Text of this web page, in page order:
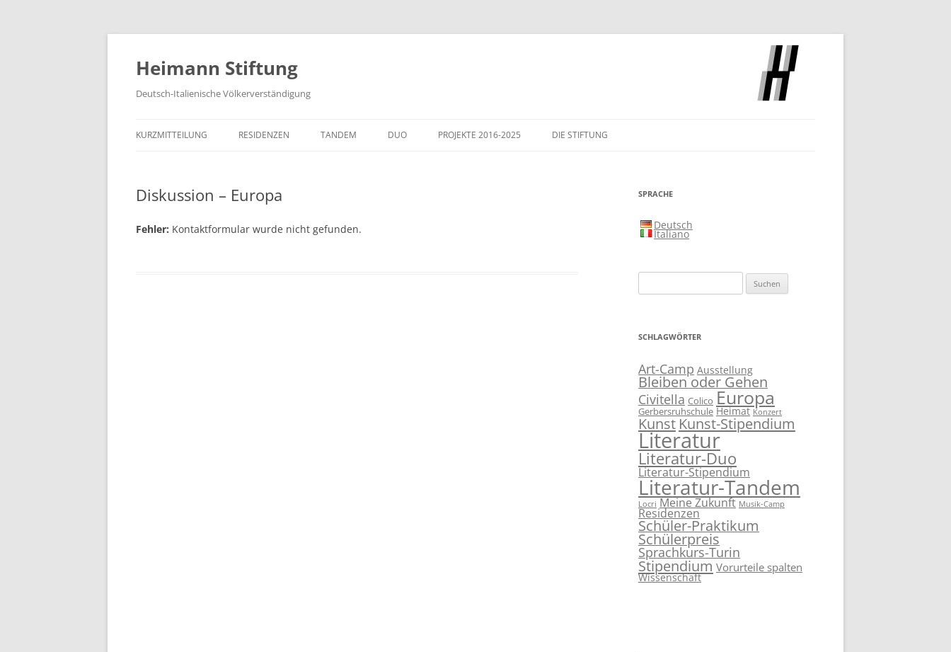
Zum
springen
Heimann Stiftung
Deutsch-Italienische Völkerverständigung
KURZMITTEILUNG RESIDENZEN TANDEM DUO PROJEKTE 2016-2025 DIE STIFTUNG
ITALIENHAUS – WIESLOCH
Diskussion – Europa
Fehler: Kontaktformular wurde nicht gefunden.
SPRACHE
Deutsch
Italiano
nach:
SCHLAGWÖRTER
Art-Camp Ausstellung
Bleiben oder Gehen
Civitella Colico Europa
Gerbersruhschule Heimat Konzert
Kunst Kunst-Stipendium
Literatur
Literatur-Duo
Literatur-Stipendium
Literatur-Tandem
Locri Meine Zukunft Musik-Camp
Residenzen
Schüler-Praktikum
Schülerpreis
Sprachkurs-Turin
Stipendium Vorurteile spalten
Wissenschaft